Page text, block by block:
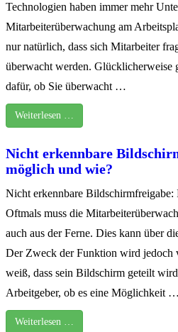
Technologien haben immer mehr
Mitarbeiterüberwachung am
nur natürlich, dass sich Mitarbeiter
überwacht werden. Glücklicherweise
dafür, ob Sie überwacht …
Weiterlesen …
Nicht erkennbare
möglich und wie?
Nicht erkennbare Bildschirmfreigabe:
Oftmals muss die
auch aus der Ferne. Dies kann über
Der Zweck der Funktion wird jedoch
weiß, dass sein Bildschirm geteilt
Arbeitgeber, ob es eine Möglichkeit …
Weiterlesen …